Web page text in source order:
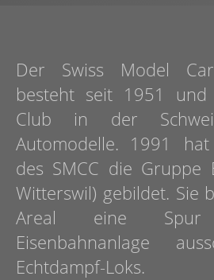
Der Swiss Model
besteht seit 1951
Club in der
Automodelle. 1991
des SMCC die Gruppe
Witterswil) gebildet. Sie
Areal eine
Eisenbahnanlage
Echtdampf-Loks.